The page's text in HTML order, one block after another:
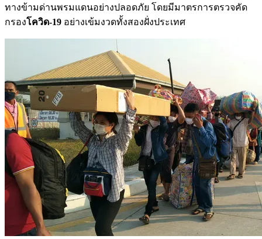
ทางข้ามด่านพรมแดนอย่างปลอดภัย โดยมีมาตรการตรวจคัด
กรองโควิด-19 อย่างเข้มงวดทั้งสองฝั่งประเทศ